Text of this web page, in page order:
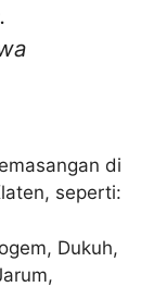
di
seperti:
Dukuh,